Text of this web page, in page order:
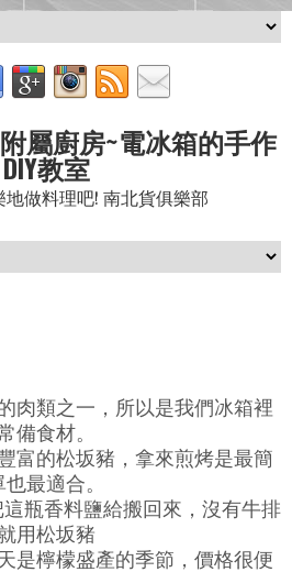
屬廚房~電冰箱的手作
DIY教室
地做料理吧! 南北貨俱樂部
肉類之一，所以是我們冰箱裡
備食材。
富的松坂豬，拿來煎烤是最簡
也最適合。
瓶香料鹽給搬回來，沒有牛排
用松坂豬
是檸檬盛產的季節，價格很便